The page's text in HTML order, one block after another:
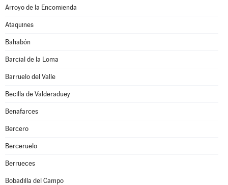
Arroyo de la Encomienda
Ataquines
Bahabón
Barcial de la Loma
Barruelo del Valle
Becilla de Valderaduey
Benafarces
Bercero
Berceruelo
Berrueces
Bobadilla del Campo